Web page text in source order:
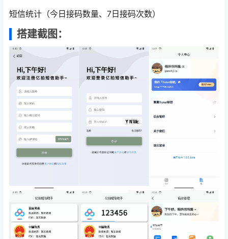
短信统计（今日接码数量、7日接码次数）
搭建截图：